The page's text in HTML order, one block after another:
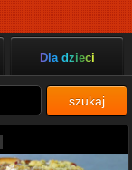
Dla dzieci
szukaj